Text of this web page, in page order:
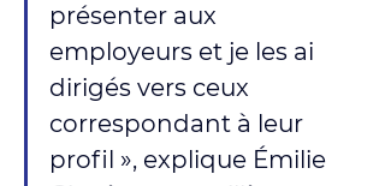
présenter aux
employeurs et je les ai
dirigés vers ceux
correspondant à leur
profil », explique Émilie